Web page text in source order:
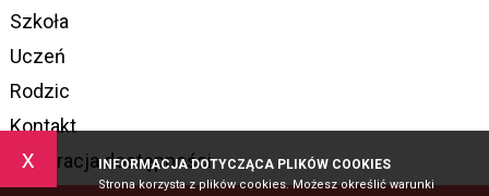
x INFORMACJA DOTYCZĄCA PLIKÓW COOKIES
Strona korzysta z plików cookies. Możesz określić warunki
Szkoła
Uczeń
Rodzic
Kontakt
Deklaracja dostępności